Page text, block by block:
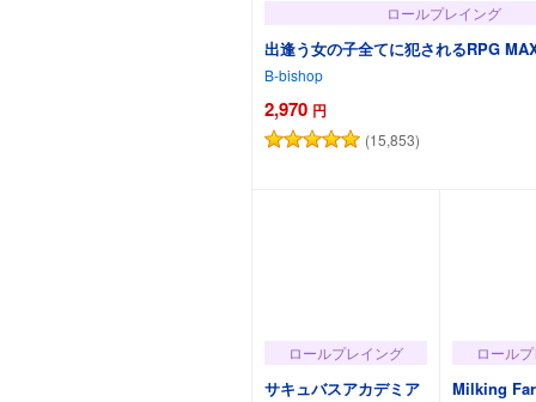
ロールプレイング
出逢う女の子全てに犯されるRPG
B-bishop
2,970 円
(15,853)
ロールプレイング
サキュバスアカデミア
ロール
Milking